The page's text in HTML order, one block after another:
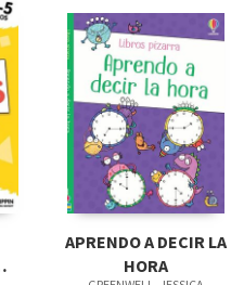
APRENDO A DECIR LA
HORA